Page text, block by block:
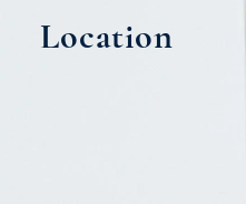
Location